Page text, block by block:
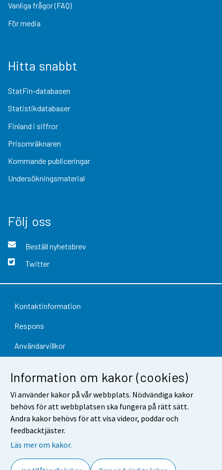
Information om kakor (cookies)
Vi använder kakor på vår webbplats. Nödvändiga kakor
behövs för att webbplatsen ska fungera på rätt sätt.
Andra kakor behövs för att visa videor, poddar och
feedbacktjäster.
Läs mer om kakor.
Vanliga frågor (FAQ)
För media
Hitta snabbt
StatFin-databasen
Statistikdatabaser
Finland i siffror
Prisomräknaren
Kommande publiceringar
Undersökningsmaterial
Följ oss
Beställ nyhetsbrev
Twitter
Kontaktinformation
Respons
Användarvillkor
Tillgänglighet
Information om webbplatsen